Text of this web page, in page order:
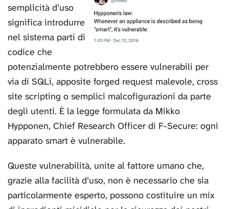
semplicità d’uso
significa introdurre
nel sistema parti di
codice che
potenzialmente potrebbero essere vulnerabili per
via di SQLi, apposite forged request malevole, cross
site scripting o semplici malcofigurazioni da parte
degli utenti. È la legge formulata da Mikko
Hypponen, Chief Research Officer di F-Secure: ogni
apparato smart è vulnerabile.
Queste vulnerabilità, unite al fattore umano che,
grazie alla facilità d’uso, non è necessario che sia
particolarmente esperto, possono costituire un mix